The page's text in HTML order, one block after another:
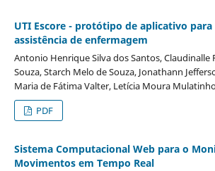
UTI Escore - protótipo de aplicativo para
assistência de enfermagem
Antonio Henrique Silva dos Santos, Claudinalle
Souza, Starch Melo de Souza, Jonathann
Maria de Fátima Valter, Letícia Moura
PDF
Sistema Computacional Web para o
Movimentos em Tempo Real